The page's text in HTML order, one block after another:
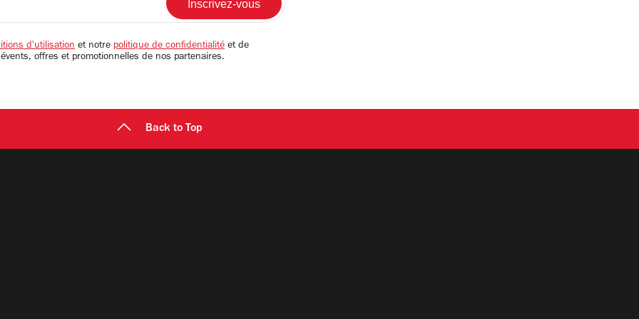
d'utilisation et notre politique de confidentialité et de
offres et promotionnelles de nos partenaires.
Back to Top